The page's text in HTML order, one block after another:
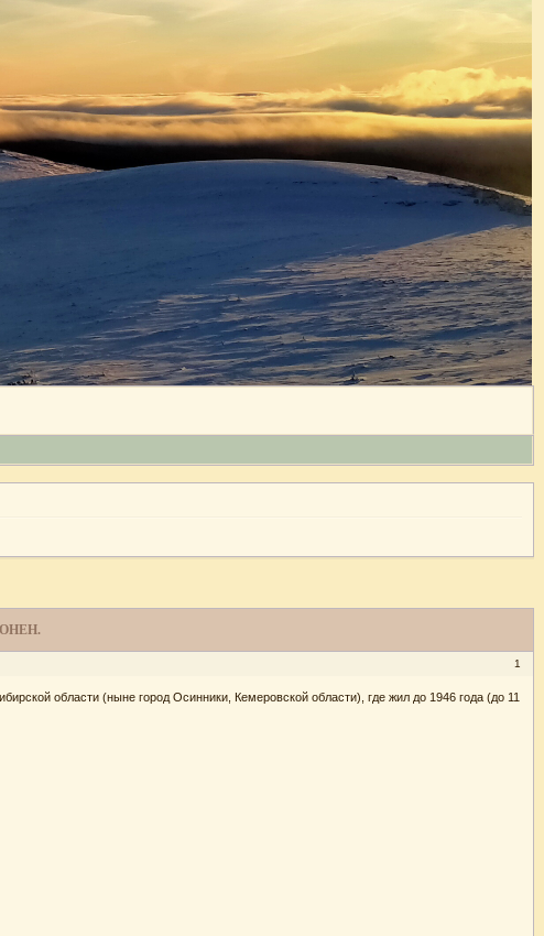
1
области (ныне город Осинники, Кемеровской области), где жил до 1946 года (до 11